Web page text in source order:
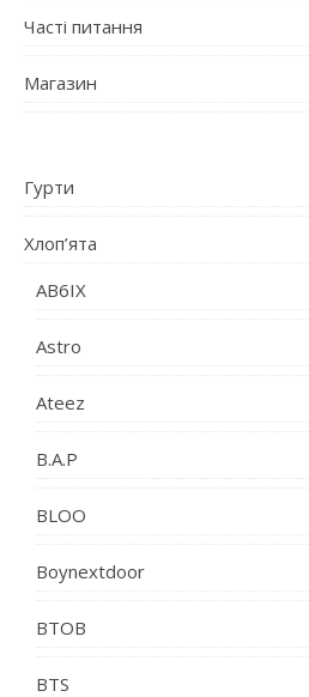
Часті питання
Магазин
Гурти
Хлоп’ята
AB6IX
Astro
Ateez
B.A.P
BLOO
Boynextdoor
BTOB
BTS